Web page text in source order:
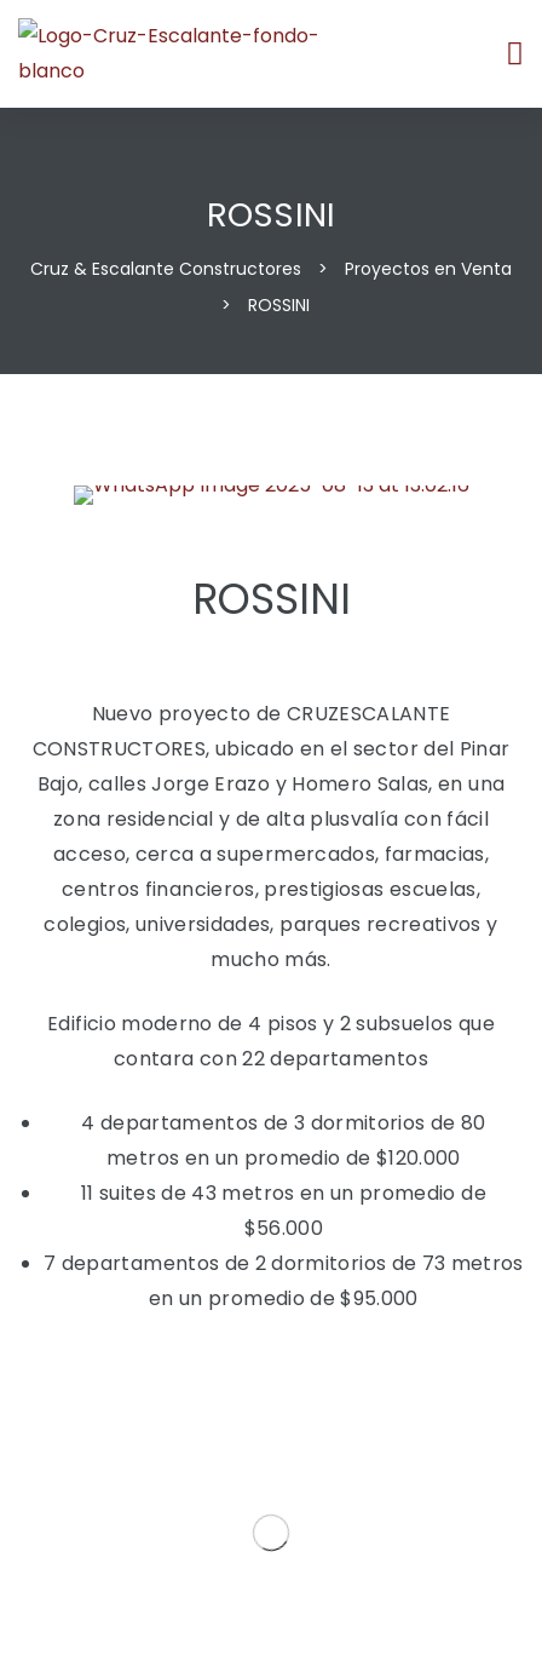
ROSSINI
Cruz & Escalante Constructores >
Proyectos en Venta
>
ROSSINI
ROSSINI
Nuevo proyecto de CRUZESCALANTE
CONSTRUCTORES, ubicado en el sector del Pinar
Bajo, calles Jorge Erazo y Homero Salas, en una
zona residencial y de alta plusvalía con fácil
acceso, cerca a supermercados, farmacias,
centros financieros, prestigiosas escuelas,
colegios, universidades, parques recreativos y
mucho más.
Edificio moderno de 4 pisos y 2 subsuelos que
contara con 22 departamentos
4 departamentos de 3 dormitorios de 80
metros en un promedio de $120.000
11 suites de 43 metros en un promedio de
$56.000
7 departamentos de 2 dormitorios de 73 metros
en un promedio de $95.000